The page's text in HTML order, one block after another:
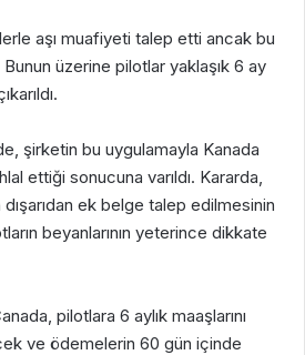
aşı muafiyeti talep etti ancak bu
üzerine pilotlar yaklaşık 6 ay
şirketin bu uygulamayla Kanada
ettiği sonucuna varıldı. Kararda,
ek belge talep edilmesinin
beyanlarının yeterince dikkate
pilotlara 6 aylık maaşlarını
ve ödemelerin 60 gün içinde